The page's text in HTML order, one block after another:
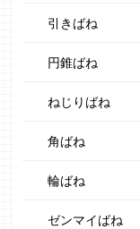
引きばね
円錐ばね
ねじりばね
角ばね
輪ばね
ゼンマイばね